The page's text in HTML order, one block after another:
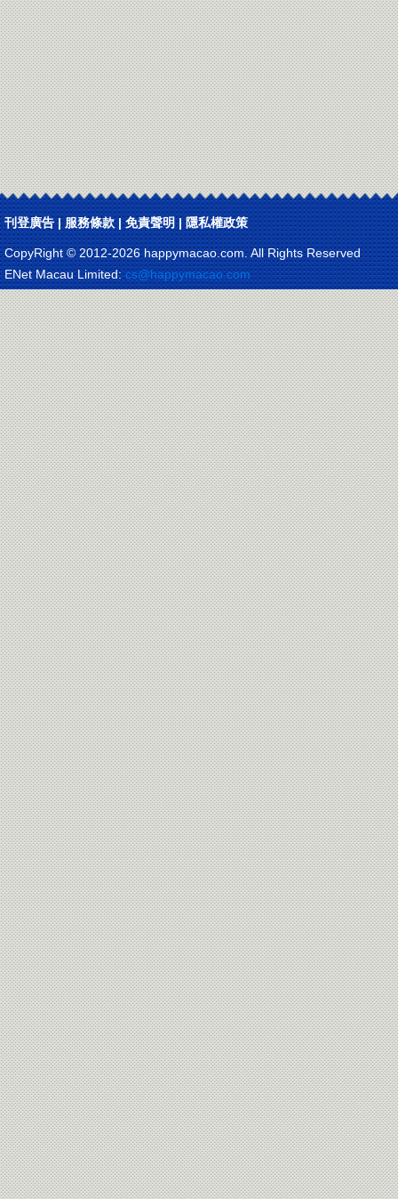
刊登廣告|服務條款|免責聲明|隱私權政策
CopyRight © 2012-2026 happymacao.com. All Rights Reserved
ENet Macau Limited:cs@happymacao.com